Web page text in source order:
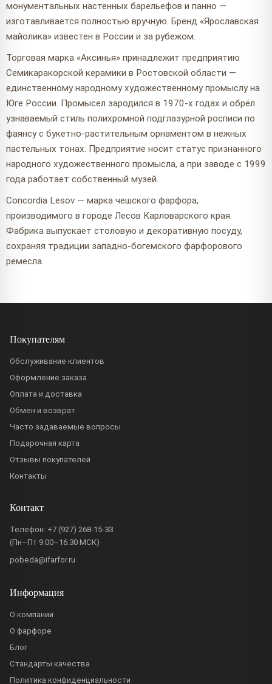
монументальных настенных барельефов и панно —
изготавливается полностью вручную. Бренд «Ярославская
майолика» известен в России и за рубежом.
Торговая марка «Аксинья» принадлежит предприятию
Семикаракорской керамики в Ростовской области —
единственному народному художественному промыслу на
Юге России. Промысел зародился в 1970-х годах и обрёл
узнаваемый стиль полихромной подглазурной росписи по
фаянсу с букетно-растительным орнаментом в нежных
пастельных тонах. Предприятие носит статус признанного
народного художественного промысла, а при заводе с 1999
года работает собственный музей.
Concordia Lesov — марка чешского фарфора,
производимого в городе Лесов Карловарского края.
Фабрика выпускает столовую и декоративную посуду,
сохраняя традиции западно-богемского фарфорового
ремесла.
Покупателям
Обслуживание клиентов
Оформление заказа
Оплата и доставка
Обмен и возврат
Часто задаваемые вопросы
Подарочная карта
Отзывы покупателей
Контакты
Контакт
Телефон: +7 (927) 268-15-33
(Пн–Пт 9:00–16:30 МСК)
pobeda@ifarfor.ru
Информация
О компании
О фарфоре
Блог
Стандарты качества
Политика конфиденциальности